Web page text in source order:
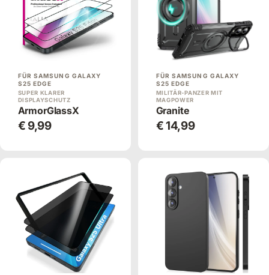
FÜR SAMSUNG GALAXY
S25 EDGE
SUPER KLARER
DISPLAYSCHUTZ
ArmorGlassX
€ 9,99
FÜR SAMSUNG GALAXY
S25 EDGE
MILITÄR-PANZER MIT
MAGPOWER
Granite
€ 14,99